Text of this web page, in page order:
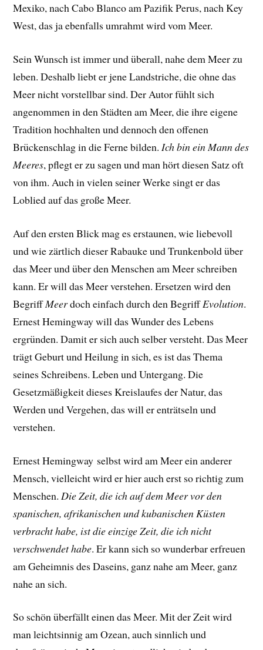
Mexiko, nach Cabo Blanco am Pazifik Perus, nach Key
West, das ja ebenfalls umrahmt wird vom Meer.
Sein Wunsch ist immer und überall, nahe dem Meer zu
leben. Deshalb liebt er jene Landstriche, die ohne das
Meer nicht vorstellbar sind. Der Autor fühlt sich
angenommen in den Städten am Meer, die ihre eigene
Tradition hochhalten und dennoch den offenen
Brückenschlag in die Ferne bilden.Ich bin ein Mann des
Meeres, pflegt er zu sagen und man hört diesen Satz oft
von ihm. Auch in vielen seiner Werke singt er das
Loblied auf das große Meer.
Auf den ersten Blick mag es erstaunen, wie liebevoll
und wie zärtlich dieser Rabauke und Trunkenbold über
das Meer und über den Menschen am Meer schreiben
kann. Er will das Meer verstehen. Ersetzen wird den
BegriffMeerdoch einfach durch den BegriffEvolution.
Ernest Hemingway will das Wunder des Lebens
ergründen. Damit er sich auch selber versteht. Das Meer
trägt Geburt und Heilung in sich, es ist das Thema
seines Schreibens. Leben und Untergang. Die
Gesetzmäßigkeit dieses Kreislaufes der Natur, das
Werden und Vergehen, das will er enträtseln und
verstehen.
Ernest Hemingway selbst wird am Meer ein anderer
Mensch, vielleicht wird er hier auch erst so richtig zum
Menschen. Die Zeit, die ich auf dem Meer vor den
spanischen, afrikanischen und kubanischen Küsten
verbracht habe, ist die einzige Zeit, die ich nicht
verschwendet habe. Erkann sich so wunderbar erfreuen
am Geheimnis des Daseins, ganz nahe am Meer, ganz
nahe an sich.
So schön überfällt einen das Meer. Mit der Zeit wird
man leichtsinnig am Ozean, auch sinnlich und